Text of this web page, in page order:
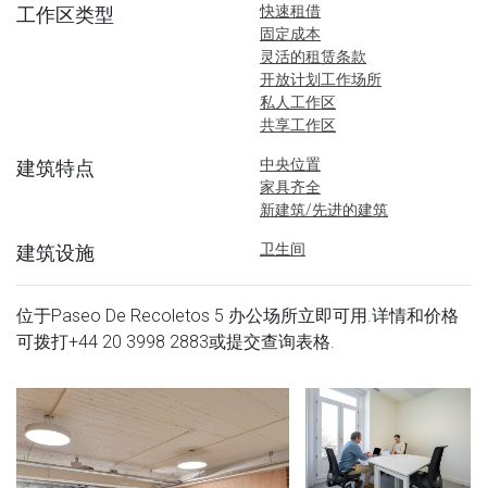
工作区类型
快速租借
固定成本
灵活的租赁条款
开放计划工作场所
私人工作区
共享工作区
建筑特点
中央位置
家具齐全
新建筑/先进的建筑
建筑设施 卫生间
位于Paseo De Recoletos 5 办公场所立即可用.详情和价格
可拨打+44 20 3998 2883或提交查询表格.